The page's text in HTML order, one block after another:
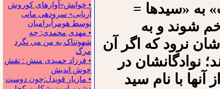
• خوانش«آوازهای کوروش
آریایی» سروده‍ی مانی
توسط هومرآبرامیان
• مهدی محمدی: چه
شهوتناک به من می نگرد
مرگ
• فرزاد حمیدی منش : نقش
خوش اندیش
• مازیار قویدل:چون دوست
به «سیدها =
شوند و به
نرود که اگر آن
نوادگانشان در
با نام سید